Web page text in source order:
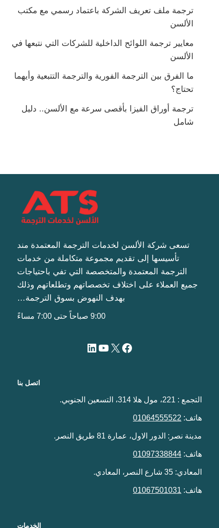
ترجمة ملف تعريف الشركة باعتماد رسمي مع مكتب
الألسن
معايير ترجمة اللوائح الداخلية للشركات التي نتبعها في
الألسن
ما الفرق بين الترجمة الفورية والترجمة التتبعية وأيهما
تحتاج؟
ترجمة أوراق الفيزا بأقصى سرعة مع الألسن.. دليل
شامل
تسعى شركة الألسن لخدمات الترجمة المعتمدة مند
تأسيسها إلى تقديم مجموعة متكاملة من خدمات
الترجمة المعتمدة والمتخصصة التي تفي باحتياجات
جميع العملاء على اختلاف تخصصاتهم وتطلعاتهم وذلك
بهدف النهوض بسوق الترجمة…
اتصل بنا
التجمع : 221، مول هلا 314، التسعين الجنوبي.
هاتف: 01064555522
مدينة نصر: الدور الاول، عمارة 81 طريق النصر.
هاتف: 01097338844
المعادي: 35 شارع النصر، المعادي.
هاتف: 01067501031
الخدمات